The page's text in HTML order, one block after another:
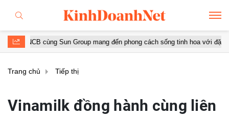
Group mang đến phong cách sống tinh hoa với đặc quyền hàng đầu Việt
Trang chủ Tiếp thị
Vinamilk đồng hành cùng liên